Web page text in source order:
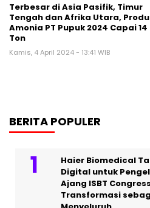
Terbesar di Asia Pasifik, Timur
Tengah dan Afrika Utara,
Amonia PT Pupuk 2024 Capai
Ton
Kamis, 4 April 2024 - 13:41 WIB
BERITA POPULER
Haier Biomedical
Digital untuk
Ajang ISBT
Transformasi